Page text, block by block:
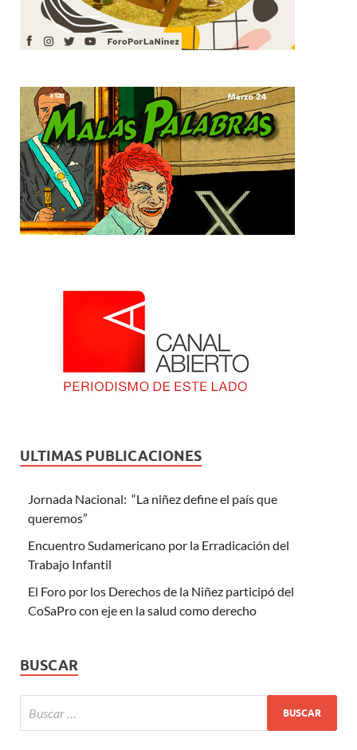
ULTIMAS PUBLICACIONES
Jornada Nacional: “La niñez define el país que
queremos”
Encuentro Sudamericano por la Erradicación del
Trabajo Infantil
El Foro por los Derechos de la Niñez participó del
CoSaPro con eje en la salud como derecho
BUSCAR